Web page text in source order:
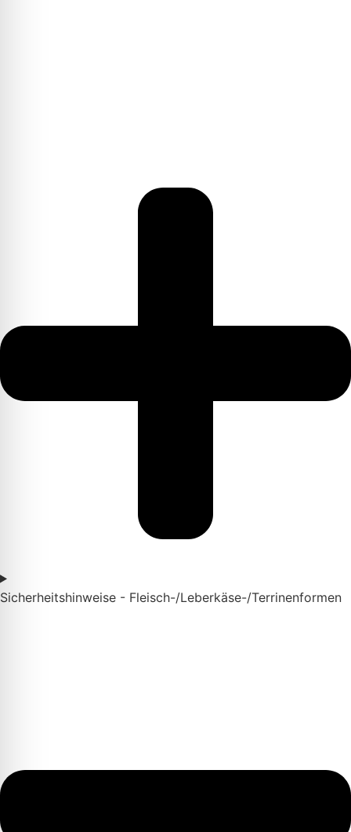
Sicherheitshinweise - Fleisch-/Leberkäse-/Terrinenformen